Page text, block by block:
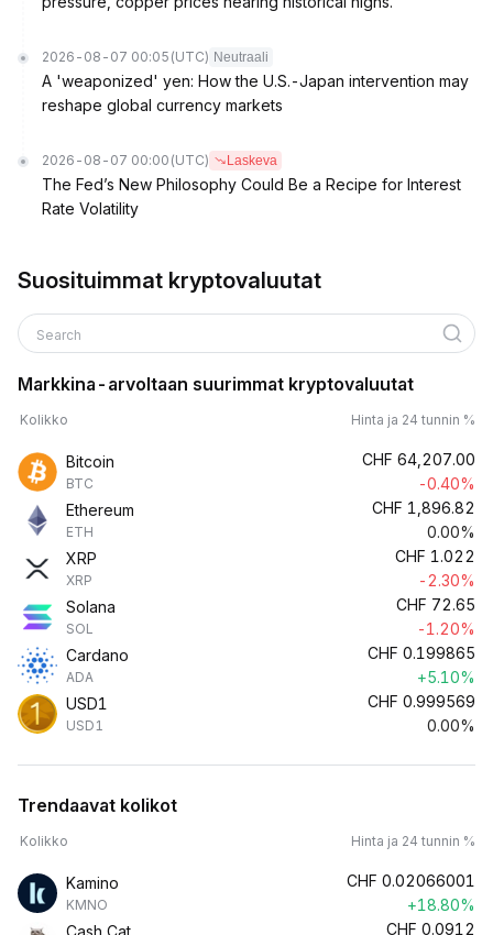
2026-08-07 00:05 (UTC) Neutraali
A 'weaponized' yen: How the U.S.-Japan intervention may
reshape global currency markets
2026-08-07 00:00 (UTC) Laskeva
The Fed’s New Philosophy Could Be a Recipe for Interest
Rate Volatility
Suosituimmat kryptovaluutat
Search
Markkina-arvoltaan suurimmat kryptovaluutat
Kolikko Hinta ja 24 tunnin %
Bitcoin
BTC
CHF 64,207.00
-0.40%
Ethereum
ETH
CHF 1,896.82
0.00%
XRP
XRP
CHF 1.022
-2.30%
Solana
SOL
CHF 72.65
-1.20%
Cardano
ADA
CHF 0.199865
+5.10%
USD1
USD1
CHF 0.999569
0.00%
Trendaavat kolikot
Kolikko Hinta ja 24 tunnin %
Kamino
KMNO
CHF 0.02066001
+18.80%
Cash Cat
CHF 0.0912